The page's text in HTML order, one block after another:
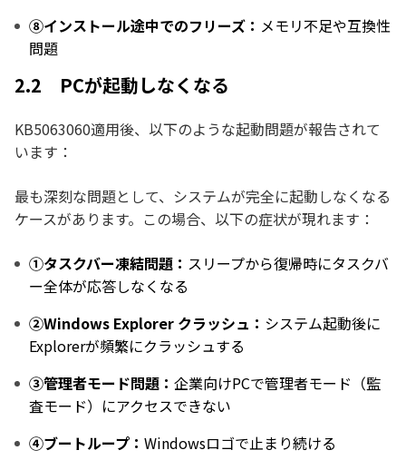
⑧インストール途中でのフリーズ： メモリ不足や互換性
問題
2.2 PCが起動しなくなる
KB5063060適用後、以下のような起動問題が報告されて
います：
最も深刻な問題として、システムが完全に起動しなくなる
ケースがあります。この場合、以下の症状が現れます：
①タスクバー凍結問題： スリープから復帰時にタスクバ
ー全体が応答しなくなる
②Windows Explorer クラッシュ： システム起動後に
Explorerが頻繁にクラッシュする
③管理者モード問題： 企業向けPCで管理者モード（監
査モード）にアクセスできない
④ブートループ： Windowsロゴで止まり続ける